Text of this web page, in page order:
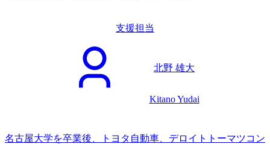
支援担当
北野 雄大
Kitano Yudai
名古屋大学を卒業後、トヨタ自動車、デロイトトーマツコン